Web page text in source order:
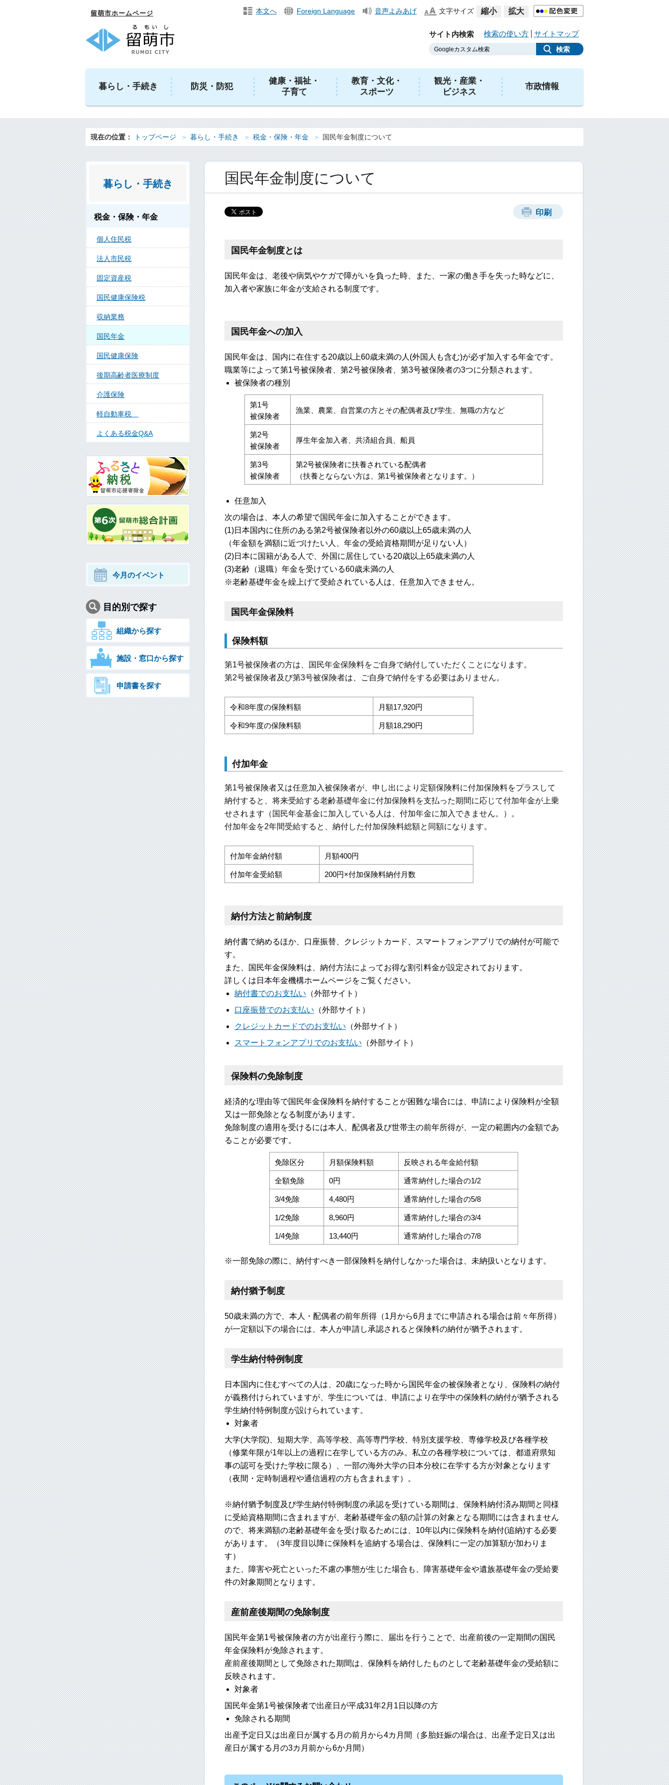
留萌市ホームページ 本文へ Foreign Language 音声よみあげ 文字サイズ 縮小 拡大
サイト内検索 検索の使い方 サイトマップ
暮らし・手続き 防災・防犯
健康・福祉・
子育て
教育・文化・
スポーツ
観光・産業・
ビジネス
市政情報
現在の位置： トップページ 暮らし・手続き 税金・保険・年金 国民年金制度について
国民年金制度について
印刷
国民年金制度とは
国民年金は、老後や病気やケガで障がいを負った時、また、一家の働き手を失った時などに、
加入者や家族に年金が支給される制度です。
国民年金への加入
国民年金は、国内に在住する20歳以上60歳未満の人(外国人も含む)が必ず加入する年金です。
職業等によって第1号被保険者、第2号被保険者、第3号被保険者の3つに分類されます。
被保険者の種別
第1号
被保険者
漁業、農業、自営業の方とその配偶者及び学生、無職の方など
第2号
被保険者
厚生年金加入者、共済組合員、船員
第3号
被保険者
第2号被保険者に扶養されている配偶者
（扶養とならない方は、第1号被保険者となります。）
任意加入
次の場合は、本人の希望で国民年金に加入することができます。
(1)日本国内に住所のある第2号被保険者以外の60歳以上65歳未満の人
（年金額を満額に近づけたい人、年金の受給資格期間が足りない人）
(2)日本に国籍がある人で、外国に居住している20歳以上65歳未満の人
(3)老齢（退職）年金を受けている60歳未満の人
※老齢基礎年金を繰上げて受給されている人は、任意加入できません。
国民年金保険料
保険料額
第1号被保険者の方は、国民年金保険料をご自身で納付していただくことになります。
第2号被保険者及び第3号被保険者は、ご自身で納付をする必要はありません。
令和8年度の保険料額 月額17,920円
令和9年度の保険料額 月額18,290円
付加年金
第1号被保険者又は任意加入被保険者が、申し出により定額保険料に付加保険料をプラスして
納付すると、将来受給する老齢基礎年金に付加保険料を支払った期間に応じて付加年金が上乗
せされます（国民年金基金に加入している人は、付加年金に加入できません。）。
付加年金を2年間受給すると、納付した付加保険料総額と同額になります。
付加年金納付額 月額400円
付加年金受給額 200円×付加保険料納付月数
納付方法と前納制度
納付書で納めるほか、口座振替、クレジットカード、スマートフォンアプリでの納付が可能で
す。
また、国民年金保険料は、納付方法によってお得な割引料金が設定されております。
詳しくは日本年金機構ホームページをご覧ください。
納付書でのお支払い （外部サイト）
口座振替でのお支払い （外部サイト）
クレジットカードでのお支払い （外部サイト）
スマートフォンアプリでのお支払い （外部サイト）
保険料の免除制度
経済的な理由等で国民年金保険料を納付することが困難な場合には、申請により保険料が全額
又は一部免除となる制度があります。
免除制度の適用を受けるには本人、配偶者及び世帯主の前年所得が、一定の範囲内の金額であ
ることが必要です。
免除区分 月額保険料額 反映される年金給付額
全額免除 0円 通常納付した場合の1/2
3/4免除 4,480円 通常納付した場合の5/8
1/2免除 8,960円 通常納付した場合の3/4
1/4免除 13,440円 通常納付した場合の7/8
※一部免除の際に、納付すべき一部保険料を納付しなかった場合は、未納扱いとなります。
納付猶予制度
50歳未満の方で、本人・配偶者の前年所得（1月から6月までに申請される場合は前々年所得）
が一定額以下の場合には、本人が申請し承認されると保険料の納付が猶予されます。
学生納付特例制度
日本国内に住むすべての人は、20歳になった時から国民年金の被保険者となり、保険料の納付
が義務付けられていますが、学生については、申請により在学中の保険料の納付が猶予される
学生納付特例制度が設けられています。
対象者
大学(大学院)、短期大学、高等学校、高等専門学校、特別支援学校、専修学校及び各種学校
（修業年限が1年以上の過程に在学している方のみ。私立の各種学校については、都道府県知
事の認可を受けた学校に限る）、一部の海外大学の日本分校に在学する方が対象となります
（夜間・定時制過程や通信過程の方も含まれます）。
※納付猶予制度及び学生納付特例制度の承認を受けている期間は、保険料納付済み期間と同様
に受給資格期間に含まれますが、老齢基礎年金の額の計算の対象となる期間には含まれません
ので、将来満額の老齢基礎年金を受け取るためには、10年以内に保険料を納付(追納)する必要
があります。（3年度目以降に保険料を追納する場合は、保険料に一定の加算額が加わりま
す）
また、障害や死亡といった不慮の事態が生じた場合も、障害基礎年金や遺族基礎年金の受給要
件の対象期間となります。
産前産後期間の免除制度
国民年金第1号被保険者の方が出産行う際に、届出を行うことで、出産前後の一定期間の国民
年金保険料が免除されます。
産前産後期間として免除された期間は、保険料を納付したものとして老齢基礎年金の受給額に
反映されます。
対象者
国民年金第1号被保険者で出産日が平成31年2月1日以降の方
免除される期間
出産予定日又は出産日が属する月の前月から4カ月間（多胎妊娠の場合は、出産予定日又は出
産日が属する月の3カ月前から6か月間）
暮らし・手続き
税金・保険・年金
個人住民税
法人市民税
固定資産税
国民健康保険税
収納業務
国民年金
国民健康保険
後期高齢者医療制度
介護保険
軽自動車税
よくある税金Q&A
今月のイベント
目的別で探す
組織から探す
施設・窓口から探す
申請書を探す